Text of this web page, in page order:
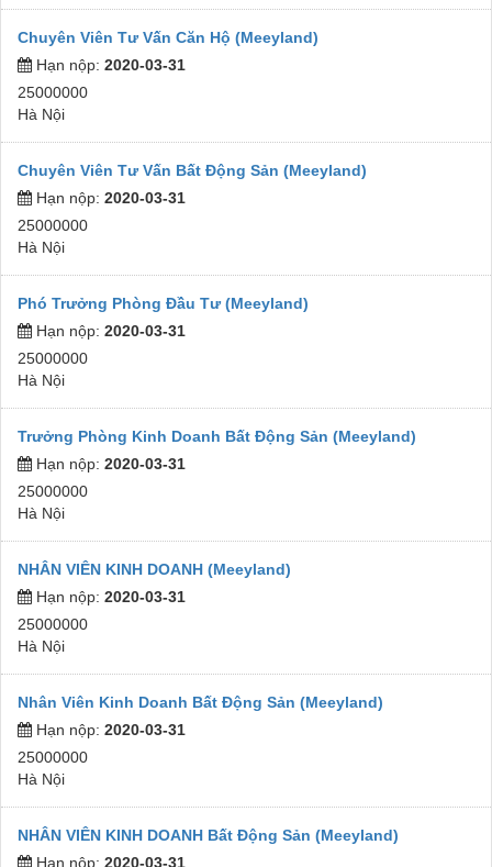
Chuyên Viên Tư Vấn Căn Hộ (Meeyland)
Hạn nộp: 2020-03-31
25000000
Hà Nội
Chuyên Viên Tư Vấn Bất Động Sản (Meeyland)
Hạn nộp: 2020-03-31
25000000
Hà Nội
Phó Trưởng Phòng Đầu Tư (Meeyland)
Hạn nộp: 2020-03-31
25000000
Hà Nội
Trưởng Phòng Kinh Doanh Bất Động Sản (Meeyland)
Hạn nộp: 2020-03-31
25000000
Hà Nội
NHÂN VIÊN KINH DOANH (Meeyland)
Hạn nộp: 2020-03-31
25000000
Hà Nội
Nhân Viên Kinh Doanh Bất Động Sản (Meeyland)
Hạn nộp: 2020-03-31
25000000
Hà Nội
NHÂN VIÊN KINH DOANH Bất Động Sản (Meeyland)
Hạn nộp: 2020-03-31